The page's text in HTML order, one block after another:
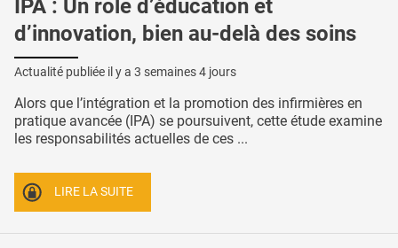
IPA : Un rôle d’éducation et
d’innovation, bien au-delà des soins
Actualité publiée il y a 3 semaines 4 jours
Alors que l’intégration et la promotion des infirmières en
pratique avancée (IPA) se poursuivent, cette étude examine
les responsabilités actuelles de ces ...
LIRE LA SUITE